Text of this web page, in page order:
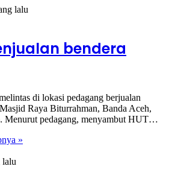
lalu
bendera
di lokasi pedagang berjualan
Raya Biturrahman, Banda Aceh,
Menurut pedagang, menyambut HUT…
»
lalu